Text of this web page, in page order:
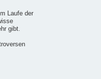
Laufe der
gibt.